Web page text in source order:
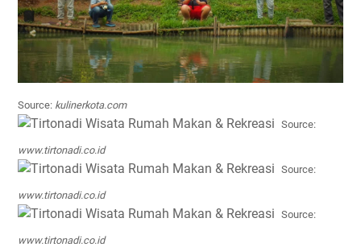
Source: kulinerkota.com
Source:
www.tirtonadi.co.id
Source:
www.tirtonadi.co.id
Source:
www.tirtonadi.co.id